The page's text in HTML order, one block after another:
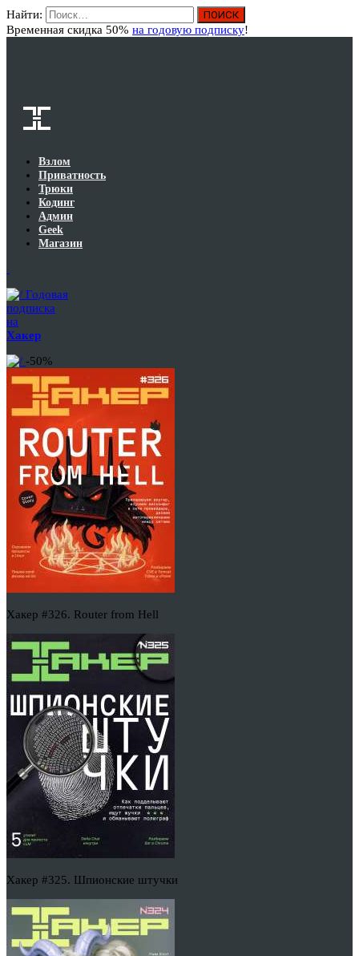
Найти:
Временная скидка 50% на годовую подписку!
Взлом
Приватность
Трюки
Кодинг
Админ
Geek
Магазин
Годовая
подписка
на
Хакер
-50%
Хакер #326. Router from Hell
Хакер #325. Шпионские штучки